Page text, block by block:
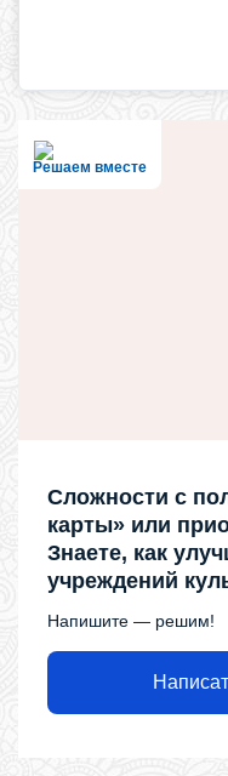
Решаем вместе
Сложности с
карты» или
Знаете, как
учреждений
Напишите — решим!